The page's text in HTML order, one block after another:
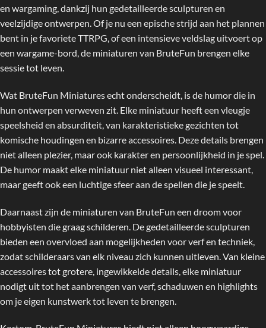
en wargaming, dankzij hun gedetailleerde sculpturen en
veelzijdige ontwerpen. Of je nu een epische strijd aan het plannen
bent in je favoriete TTRPG, of een intensieve veldslag uitvoert op
een wargame-bord, de miniaturen van BruteFun brengen elke
sessie tot leven.
Wat BruteFun Miniatures echt onderscheidt, is de humor die in
hun ontwerpen verweven zit. Elke miniatuur heeft een vleugje
speelsheid en absurditeit, van karakteristieke gezichten tot
komische houdingen en bizarre accessoires. Deze details brengen
niet alleen plezier, maar ook karakter en persoonlijkheid in je spel.
De humor maakt elke miniatuur niet alleen visueel interessant,
maar geeft ook een luchtige sfeer aan de spellen die je speelt.
Daarnaast zijn de miniaturen van BruteFun een droom voor
hobbyisten die graag schilderen. De gedetailleerde sculpturen
bieden een overvloed aan mogelijkheden voor verf en techniek,
zodat schilderaars van elk niveau zich kunnen uitleven. Van kleine
accessoires tot grotere, ingewikkelde details, elke miniatuur
nodigt uit tot het aanbrengen van verf, schaduwen en highlights
om je eigen kunstwerk tot leven te brengen.